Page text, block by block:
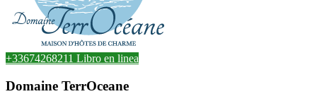
+33674268211 Libro en linea
Domaine TerrOceane